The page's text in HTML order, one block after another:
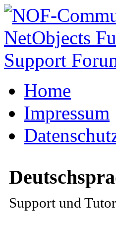
Home
Impressum
Support und